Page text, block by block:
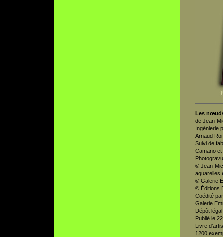
Les
de Jean-
Ingénierie
Arnaud Roi
Suivi de
Camano et
© Jean-
aquarelles
© Galerie
© Éditions
Coédité
Galerie
Dépôt
Publié le
Livre
1200